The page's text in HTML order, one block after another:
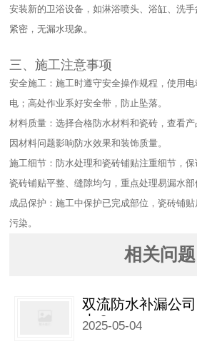
安装新的卫浴设备，如淋浴喷头、浴缸、洗
紧密，无漏水现象。​
三、施工注意事项​
安全施工：施工时遵守安全操作规程，使用
电；高处作业系好安全带，防止坠落。​
材料质量：选择合格防水材料和瓷砖，查看
因材料问题影响防水效果和装饰质量。​
施工细节：防水处理和瓷砖铺贴注重细节，保
瓷砖铺贴平整、缝隙均匀，重点处理易漏水部
成品保护：施工中保护已完成部位，瓷砖铺
污染。
相关问题
双流防水补漏公
少？
2025-05-04